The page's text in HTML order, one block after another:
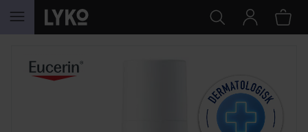
GÅ TIL INDHOLD